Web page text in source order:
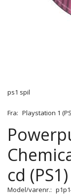
ps1 spil
Fra: Playstation 1
cd (PS1)
Model/varenr.: